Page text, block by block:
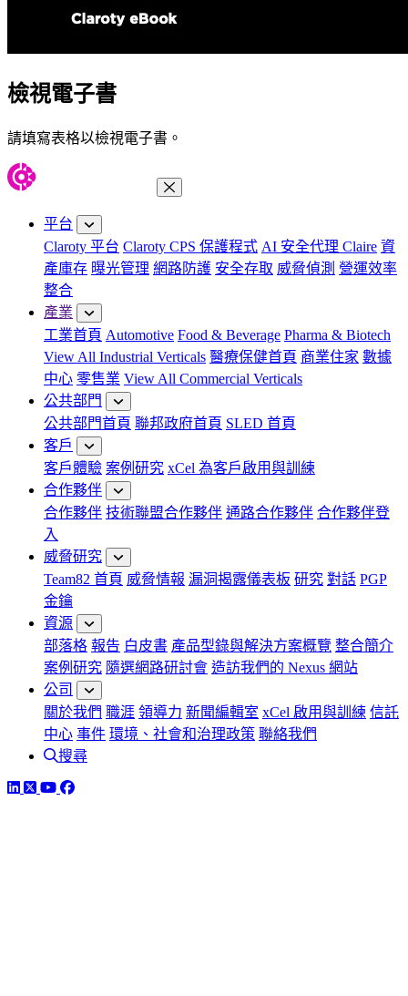
檢視電子書
請填寫表格以檢視電子書。
平台
Claroty 平台 Claroty CPS 保護程式 AI 安全代理 Claire 資
產庫存 曝光管理 網路防護 安全存取 威脅偵測 營運效率
整合
產業
工業首頁 Automotive Food & Beverage Pharma & Biotech
View All Industrial Verticals 醫療保健首頁 商業住家 數據
中心 零售業 View All Commercial Verticals
公共部門
公共部門首頁 聯邦政府首頁 SLED 首頁
客戶
客戶體驗 案例研究 xCel 為客戶啟用與訓練
合作夥伴
合作夥伴 技術聯盟合作夥伴 通路合作夥伴 合作夥伴登
入
威脅研究
Team82 首頁 威脅情報 漏洞揭露儀表板 研究 對話 PGP
金鑰
資源
部落格 報告 白皮書 產品型錄與解決方案概覽 整合簡介
案例研究 隨選網路研討會 造訪我們的 Nexus 網站
公司
關於我們 職涯 領導力 新聞編輯室 xCel 啟用與訓練 信託
中心 事件 環境、社會和治理政策 聯絡我們
搜尋
LinkedIn
TwitterYouTube
Facebook